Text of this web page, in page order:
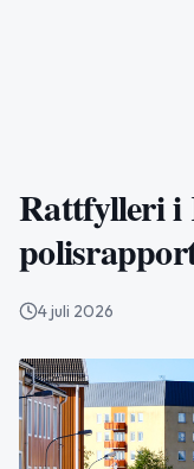
Rattfylleri i
4 juli 2026